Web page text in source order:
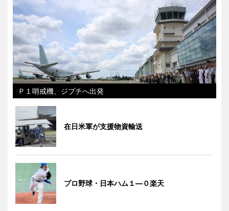
Ｐ１哨戒機、ジブチへ出発
在日米軍が支援物資輸送
プロ野球・日本ハム１―０楽天